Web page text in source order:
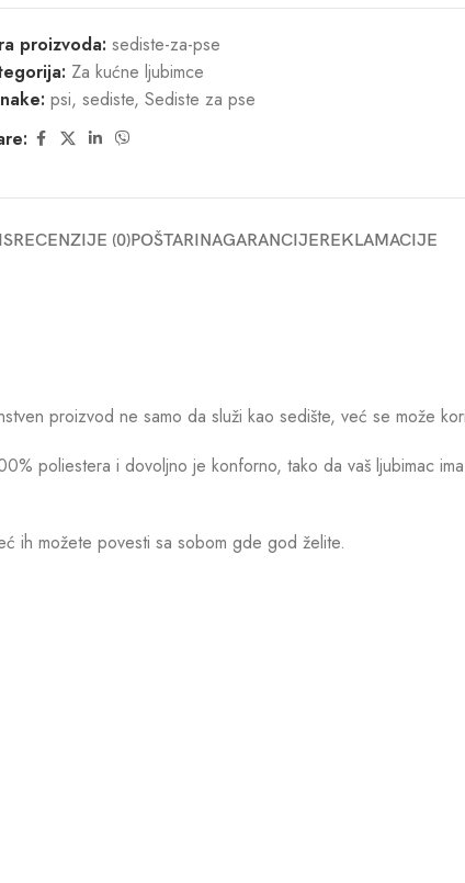
proizvoda: sediste-za-pse
Za kućne ljubimce
psi, sediste, Sediste za pse
RECENZIJE (0)POŠTARINAGARANCIJEREKLAMACIJE
proizvod ne samo da služi kao sedište, već se može
poliestera i dovoljno je konforno, tako da vaš ljubimac
ih možete povesti sa sobom gde god želite.